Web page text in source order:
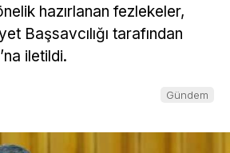
hazırlanan fezlekeler,
Başsavcılığı tarafından
iletildi.
Gündem